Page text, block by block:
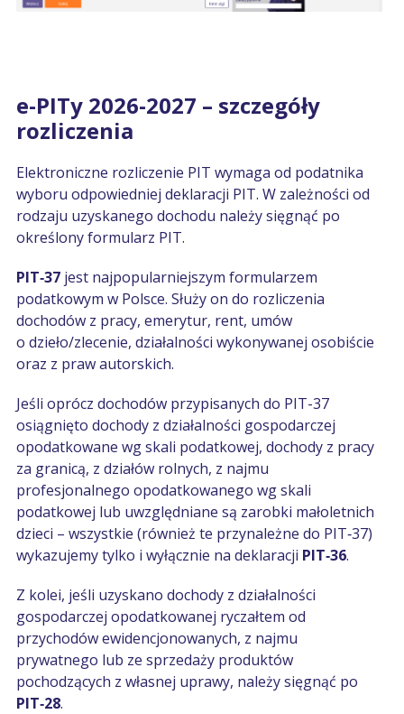
e-PITy 2026-2027 – szczegóły
rozliczenia
Elektroniczne rozliczenie PIT wymaga od podatnika
wyboru odpowiedniej deklaracji PIT. W zależności od
rodzaju uzyskanego dochodu należy sięgnąć po
określony formularz PIT.
PIT‑37 jest najpopularniejszym formularzem
podatkowym w Polsce. Służy on do rozliczenia
dochodów z pracy, emerytur, rent, umów
o dzieło/zlecenie, działalności wykonywanej osobiście
oraz z praw autorskich.
Jeśli oprócz dochodów przypisanych do PIT-37
osiągnięto dochody z działalności gospodarczej
opodatkowane wg skali podatkowej, dochody z pracy
za granicą, z działów rolnych, z najmu
profesjonalnego opodatkowanego wg skali
podatkowej lub uwzględniane są zarobki małoletnich
dzieci – wszystkie (również te przynależne do PIT‑37)
wykazujemy tylko i wyłącznie na deklaracji PIT‑36.
Z kolei, jeśli uzyskano dochody z działalności
gospodarczej opodatkowanej ryczałtem od
przychodów ewidencjonowanych, z najmu
prywatnego lub ze sprzedaży produktów
pochodzących z własnej uprawy, należy sięgnąć po
PIT‑28.